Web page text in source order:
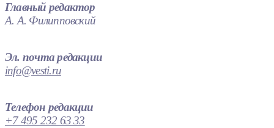
Главный редактор
А. А. Филипповский
Эл. почта редакции
info@vesti.ru
Телефон редакции
+7 495 232 63 33